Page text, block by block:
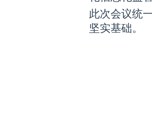
此次会议统
坚实基础。